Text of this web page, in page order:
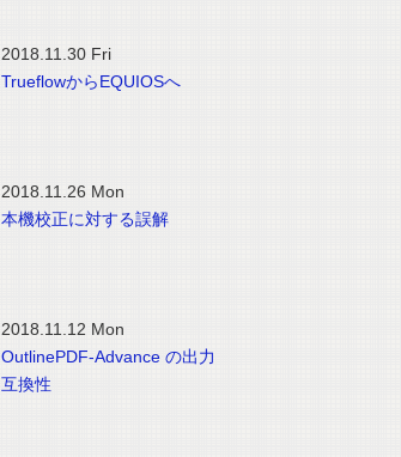
2018.11.30 Fri
TrueflowからEQUIOSへ
2018.11.26 Mon
本機校正に対する誤解
2018.11.12 Mon
OutlinePDF-Advance の出力
互換性